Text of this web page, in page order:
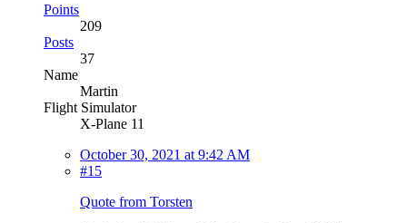
Points
209
Posts
37
Name
Martin
Flight Simulator
X-Plane 11
October 30, 2021 at 9:42 AM
#15
Quote from Torsten